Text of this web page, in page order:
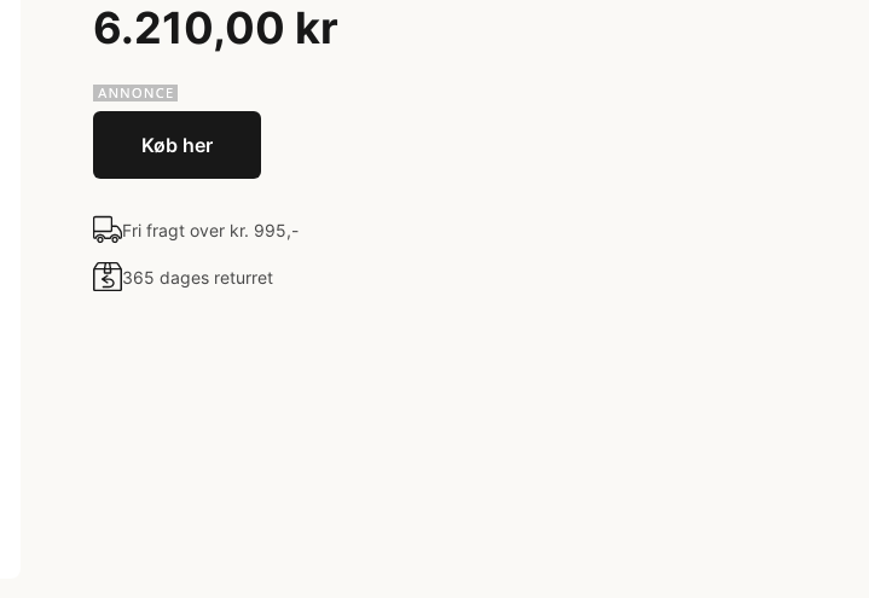
6.210,00 kr
Køb her
Fri fragt over kr. 995,-
365 dages returret